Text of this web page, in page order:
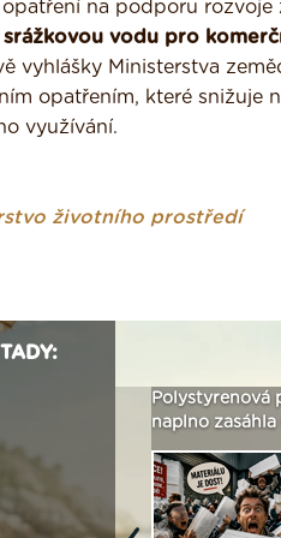
na podporu rozvoje
vodu pro
vyhlášky Ministerstva
opatřením, které snižuje
využívání.
životního prostředí
a vše o něm ›
Polystyrenová
naplno zasáhla